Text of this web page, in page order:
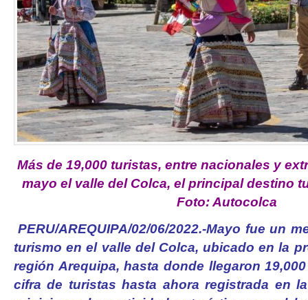
Más de 19,000 turistas, entre nacionales y
mayo el valle del Colca, el principal destino
Foto: Autocolca
PERU/AREQUIPA/02/06/2022.-Mayo fue un
turismo en el valle del Colca, ubicado en la
región Arequipa, hasta donde llegaron
cifra de turistas hasta ahora registrada en